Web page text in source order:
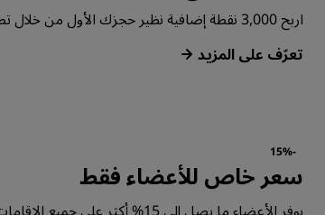
اربح 3,000 نقطة إضافية نظير حجزك الأول من خلال تطبيقنا.
‏‫تعرّف على المزيد‬
-15%
سعر خاص للأعضاء فقط
يوفر الأعضاء ما يصل إلى 15% أكثر على جميع الإقامات في جميع أنحاء العالم.